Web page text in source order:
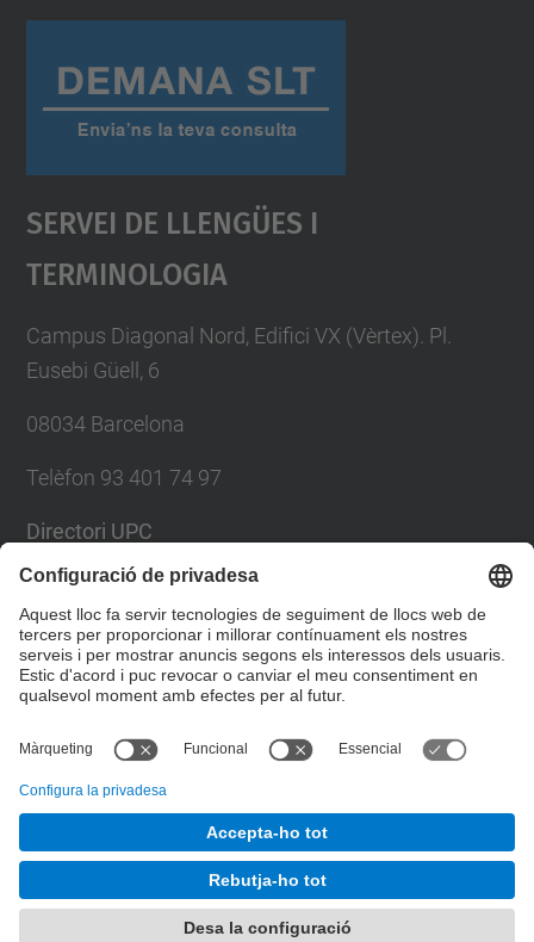
Servei De Llengües I
Terminologia
Campus Diagonal Nord, Edifici VX (Vèrtex). Pl.
Eusebi Güell, 6
08034 Barcelona
Telèfon 93 401 74 97
Directori UPC
Formulari de contacte
Llista Xarxes Socials
Servei de Llengües i Terminologia.
Desenvolupat amb